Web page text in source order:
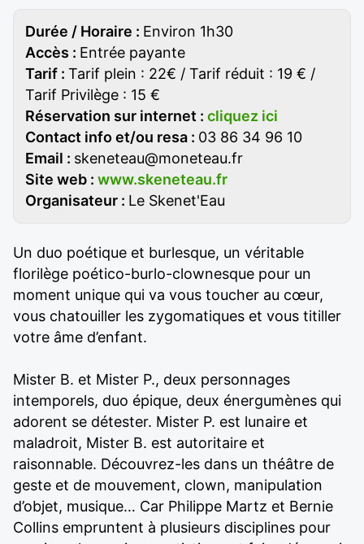
Durée / Horaire : Environ 1h30
Accès : Entrée payante
Tarif : Tarif plein : 22€ / Tarif réduit : 19 € /
Tarif Privilège : 15 €
Réservation sur internet : cliquez ici
Contact info et/ou resa : 03 86 34 96 10
Email : skeneteau@moneteau.fr
Site web : www.skeneteau.fr
Organisateur : Le Skenet'Eau
Un duo poétique et burlesque, un véritable
florilège poético-burlo-clownesque pour un
moment unique qui va vous toucher au cœur,
vous chatouiller les zygomatiques et vous titiller
votre âme d’enfant.
Mister B. et Mister P., deux personnages
intemporels, duo épique, deux énergumènes qui
adorent se détester. Mister P. est lunaire et
maladroit, Mister B. est autoritaire et
raisonnable. Découvrez-les dans un théâtre de
geste et de mouvement, clown, manipulation
d’objet, musique… Car Philippe Martz et Bernie
Collins empruntent à plusieurs disciplines pour